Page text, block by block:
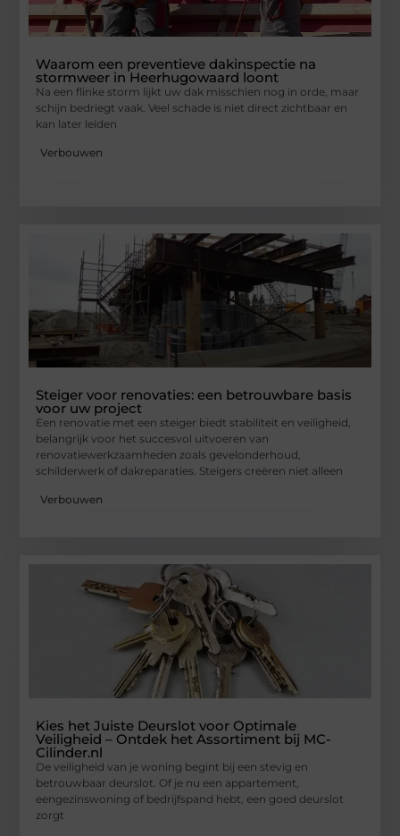
Waarom een preventieve dakinspectie na
stormweer in Heerhugowaard loont
Na een flinke storm lijkt uw dak misschien nog in orde, maar
schijn bedriegt vaak. Veel schade is niet direct zichtbaar en
kan later leiden
Verbouwen
Steiger voor renovaties: een betrouwbare basis
voor uw project
Een renovatie met een steiger biedt stabiliteit en veiligheid,
belangrijk voor het succesvol uitvoeren van
renovatiewerkzaamheden zoals gevelonderhoud,
schilderwerk of dakreparaties. Steigers creëren niet alleen
Verbouwen
Kies het Juiste Deurslot voor Optimale
Veiligheid – Ontdek het Assortiment bij MC-
Cilinder.nl
De veiligheid van je woning begint bij een stevig en
betrouwbaar deurslot. Of je nu een appartement,
eengezinswoning of bedrijfspand hebt, een goed deurslot
zorgt